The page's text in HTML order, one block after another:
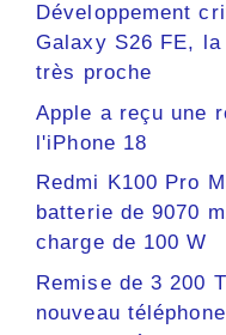
Développement
Galaxy S26 FE,
très proche
Apple a reçu une
l'iPhone 18
Redmi K100 Pro
batterie de 9070
charge de 100 W
Remise de 3 200
nouveau